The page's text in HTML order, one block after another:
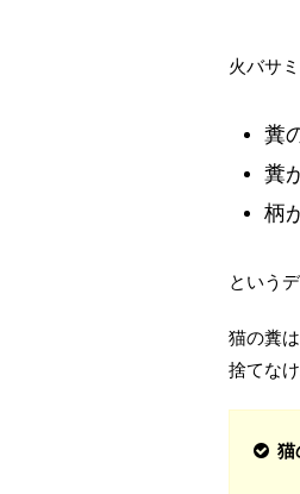
火バサ
糞
糞
柄
という
猫の糞
捨てな
猫